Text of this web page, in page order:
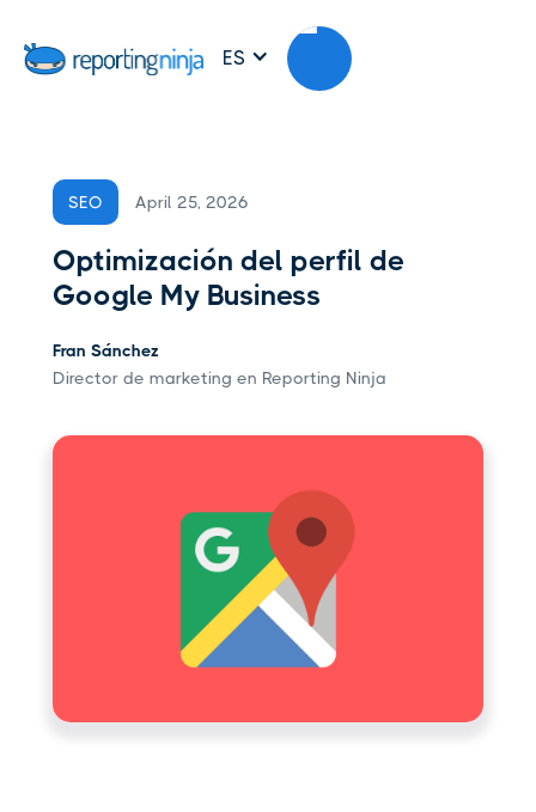
ES
SEO April 25, 2026
Optimización del perfil de
Google My Business
Fran Sánchez
Director de marketing en Reporting Ninja